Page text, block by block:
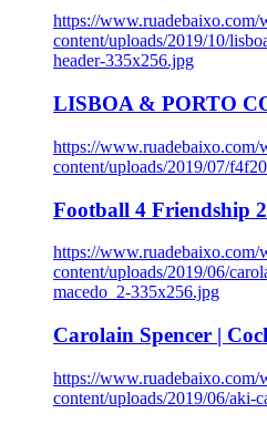
https://www.ruadebaixo.com/
content/uploads/2019/10/
header-335x256.jpg
LISBOA & PORTO
https://www.ruadebaixo.com/
content/uploads/2019/07/
Football 4 Friendship
https://www.ruadebaixo.com/
content/uploads/2019/06/
macedo_2-335x256.jpg
Carolain Spencer |
https://www.ruadebaixo.com/
content/uploads/2019/06/aki-